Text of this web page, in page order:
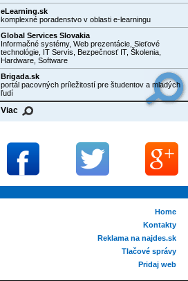
eLearning.sk
komplexné poradenstvo v oblasti e-learningu
Global Services Slovakia
Informačné systémy, Web prezentácie, Sieťové
technológie, IT Servis, Bezpečnosť IT, Školenia,
Hardware, Software
Brigada.sk
portál pacovných príležitostí pre študentov a mladých
ľudí
Viac
Home
Kontakty
Reklama na najdes.sk
Tlačové správy
Pridaj web